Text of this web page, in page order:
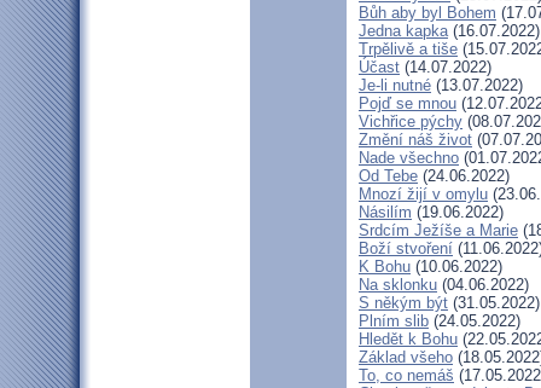
Bůh aby byl Bohem
Jedna kapka(16.07.2022)
Trpělivě a tiše
Účast (14.07.2022)
Je-li nutné (13.07.2022)
Pojď se mnou
Vichřice pýchy
Změní náš život
Nade všechno
Od Tebe (24.06.2022)
Mnozí žijí v omylu
Násilím (19.06.2022)
Srdcím Ježíše a Marie
Boží stvoření
K Bohu (10.06.2022)
Na sklonku (04.06.2022)
S někým být (31.05.2022)
Plním slib (24.05.2022)
Hledět k Bohu
Základ všeho
To, co nemáš